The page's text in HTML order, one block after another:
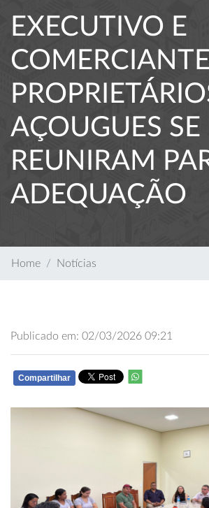
EXECUTIVO E
AÇOUGUES SE
REUNIRAM
ADEQUAÇÃO
Home Notícias
Publicado em: 02/03/2026 09:21
Compartilhar